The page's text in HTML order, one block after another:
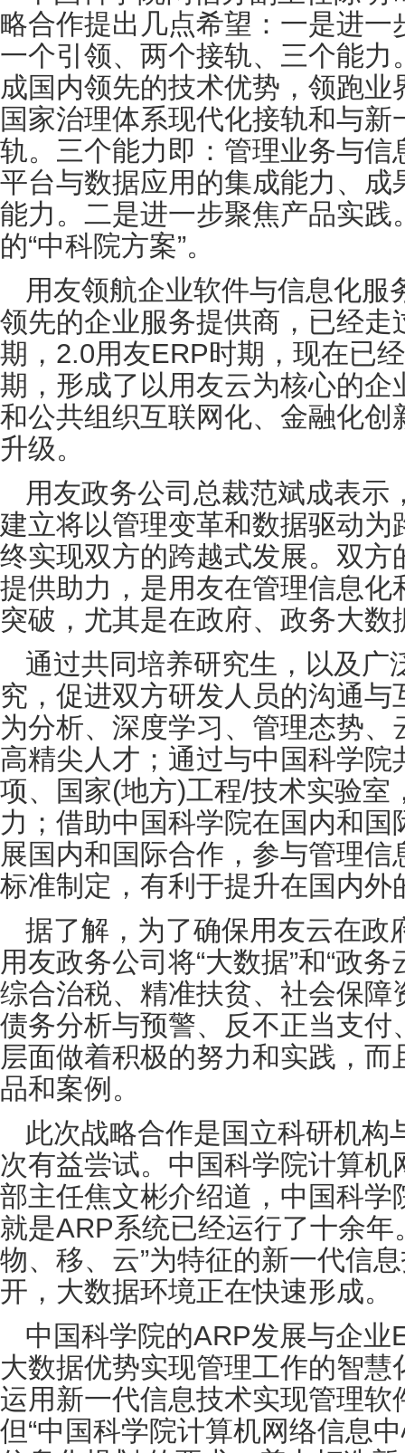
略合作提出几点希望：一是进
一个引领、两个接轨、三个能
成国内领先的技术优势，领跑
国家治理体系现代化接轨和与
轨。三个能力即：管理业务与
平台与数据应用的集成能力、
能力。二是进一步聚焦产品实践
的“中科院方案”。
用友领航企业软件与信息化服
领先的企业服务提供商，已经走
期，2.0用友ERP时期，现在已
期，形成了以用友云为核心的
和公共组织互联网化、金融化
升级。
用友政务公司总裁范斌成表示
建立将以管理变革和数据驱动为
终实现双方的跨越式发展。双
提供助力，是用友在管理信息
突破，尤其是在政府、政务大数
通过共同培养研究生，以及广
究，促进双方研发人员的沟通
为分析、深度学习、管理态势
高精尖人才；通过与中国科学
项、国家(地方)工程/技术实验室
力；借助中国科学院在国内和
展国内和国际合作，参与管理
标准制定，有利于提升在国内外
据了解，为了确保用友云在政
用友政务公司将“大数据”和“政
综合治税、精准扶贫、社会保
债务分析与预警、反不正当支
层面做着积极的努力和实践，
品和案例。
此次战略合作是国立科研机构
次有益尝试。中国科学院计算
部主任焦文彬介绍道，中国科
就是ARP系统已经运行了十余年
物、移、云”为特征的新一代信
开，大数据环境正在快速形成。
中国科学院的ARP发展与企
大数据优势实现管理工作的智
运用新一代信息技术实现管理
但“中国科学院计算机网络信息